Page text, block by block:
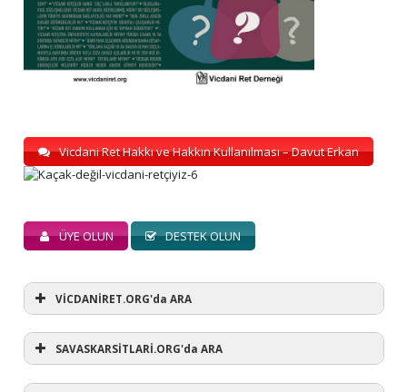
Vicdani Ret Hakkı ve Hakkın Kullanılması – Davut Erkan
ÜYE OLUN DESTEK OLUN
VİCDANİRET.ORG'da ARA
SAVASKARSİTLARİ.ORG'da ARA